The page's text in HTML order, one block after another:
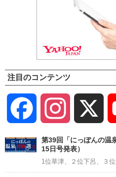
注目のコンテンツ
Facebook Instagram
第39回「にっぽんの温
15日号発表）
1位草津、２位下呂、３